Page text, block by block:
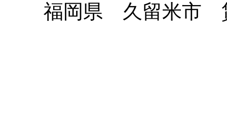
福岡県 久留米市